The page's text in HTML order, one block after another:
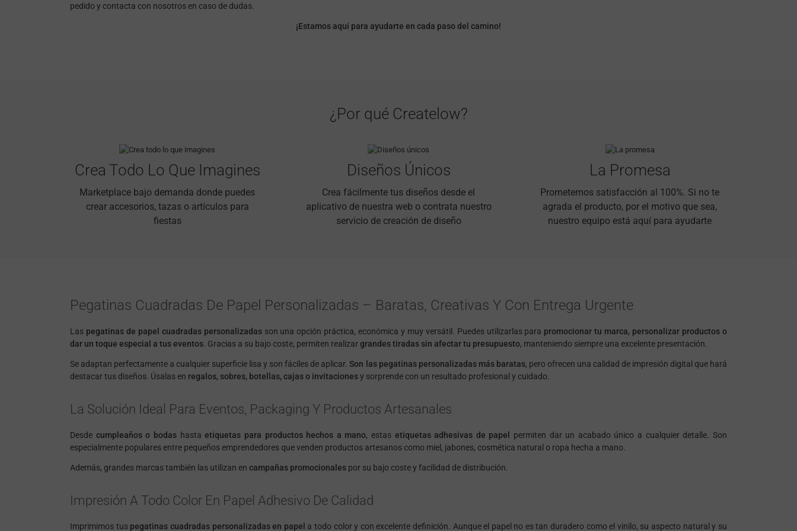
pedido y contacta con nosotros en caso de dudas.
¡Estamos aquí para ayudarte en cada paso del camino!
¿Por qué Createlow?
Crea Todo Lo Que Imagines
Marketplace bajo demanda donde puedes
crear accesorios, tazas o artículos para
fiestas
Diseños Únicos
Crea fácilmente tus diseños desde el
aplicativo de nuestra web o contrata nuestro
servicio de creación de diseño
La Promesa
Prometemos satisfacción al 100%. Si no te
agrada el producto, por el motivo que sea,
nuestro equipo está aquí para ayudarte
Pegatinas Cuadradas De Papel Personalizadas – Baratas, Creativas Y Con Entrega Urgente
Las pegatinas de papel cuadradas personalizadasson una opción práctica, económica y muy versátil. Puedes utilizarlas para promocionar tu marca, personalizar productos o
dar un toque especial a tus eventos. Gracias a su bajo coste, permiten realizargrandes tiradas sin afectar tu presupuesto, manteniendo siempre una excelente presentación.
Se adaptan perfectamente a cualquier superficie lisa y son fáciles de aplicar.Son las pegatinas personalizadas más baratas, pero ofrecen una calidad de impresión digital que hará
destacar tus diseños. Úsalas en regalos, sobres, botellas, cajas o invitacionesy sorprende con un resultado profesional y cuidado.
La Solución Ideal Para Eventos, Packaging Y Productos Artesanales
Desde cumpleaños o bodas hastaetiquetas para productos hechos a mano, estas etiquetas adhesivas de papel
permiten dar un acabado único a cualquier detalle. Son
especialmente populares entre pequeños emprendedores que venden productos artesanos como miel, jabones, cosmética natural o ropa hecha a mano.
Además, grandes marcas también las utilizan encampañas promocionales por su bajo coste y facilidad de distribución.
Impresión A Todo Color En Papel Adhesivo De Calidad
Imprimimos tus pegatinas cuadradas personalizadas en papel a todo color y con excelente definición. Aunque el papel no es tan duradero como el vinilo, su aspecto natural y su